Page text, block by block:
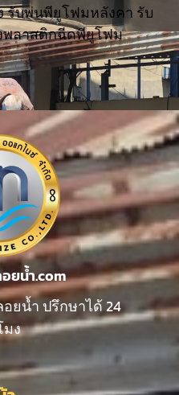
รับพ่นพียูโฟมหลังคา รับ
พลาสติกฉีดพียูโฟม
ยน้ำ.com
ยน้ำ ปรึกษาได้ 24
ง